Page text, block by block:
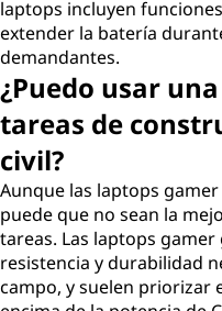
í
a
c
i
v
i
laptops incluyen
extender la batería
demandantes.
¿Puedo usar
tareas de
civil?
Aunque las laptops
puede que no sean la
tareas. Las laptops
resistencia y durabilidad
campo, y suelen